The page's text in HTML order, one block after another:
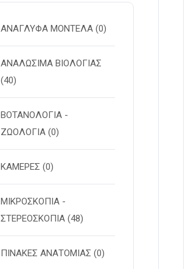
ΑΝΑΓΛΥΦΑ ΜΟΝΤΕΛΑ (0)
ΑΝΑΛΩΣΙΜΑ ΒΙΟΛΟΓΙΑΣ
(40)
ΒΟΤΑΝΟΛΟΓΙΑ -
ΖΩΟΛΟΓΙΑ (0)
ΚΑΜΕΡΕΣ (0)
ΜΙΚΡΟΣΚΟΠΙΑ -
ΣΤΕΡΕOΣΚΟΠΙΑ (48)
ΠΙΝΑΚΕΣ ΑΝΑΤΟΜΙΑΣ (0)